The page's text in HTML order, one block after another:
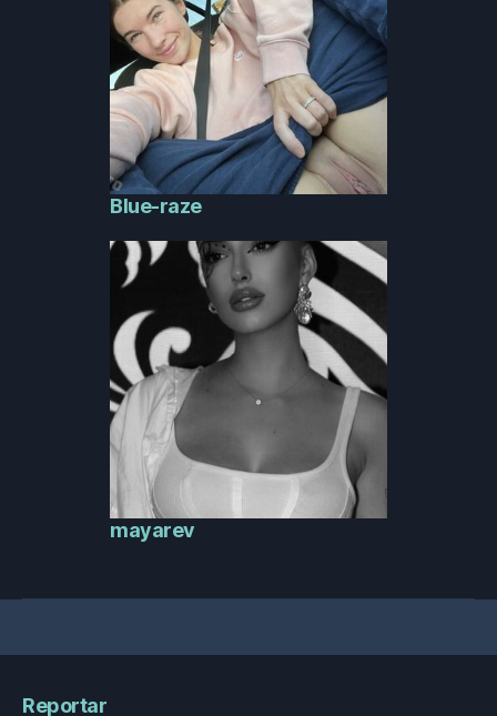
Blue-raze
mayarev
Reportar